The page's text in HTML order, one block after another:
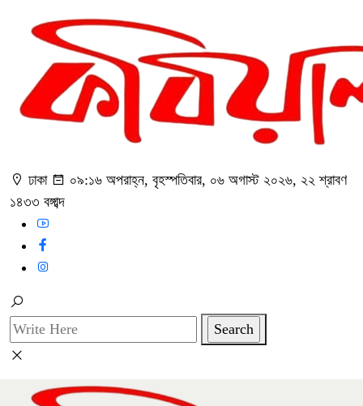
ঢাকা
০৯:১৬ অপরাহ্ন, বৃহস্পতিবার, ০৬ অগাস্ট ২০২৬, ২২ শ্রাবণ
১৪৩৩ বঙ্গাব্দ